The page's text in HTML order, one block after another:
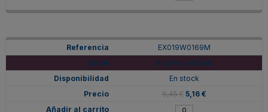
EX019W0169M
Blue Violet Dark
En stock
6,45 € 5,16 €